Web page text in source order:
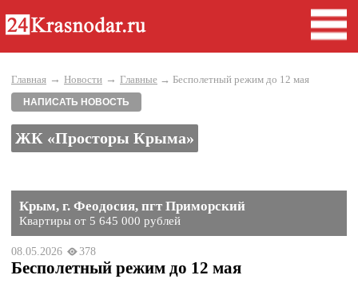
Главная → Новости → Главные → Бесполетный режим до 12 мая
НАПИСАТЬ НОВОСТЬ
ЖК «Просторы Крыма»
Крым, г. Феодосия, пгт Приморский
Квартиры от 5 645 000 рублей
08.05.2026 378
Бесполетный режим до 12 мая